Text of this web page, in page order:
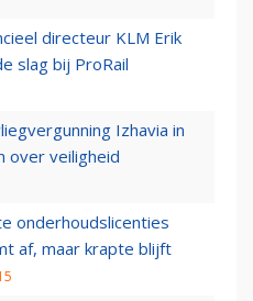
directeur KLM Erik
slag bij ProRail
Izhavia in
over veiligheid
onderhoudslicenties
af, maar krapte blijft